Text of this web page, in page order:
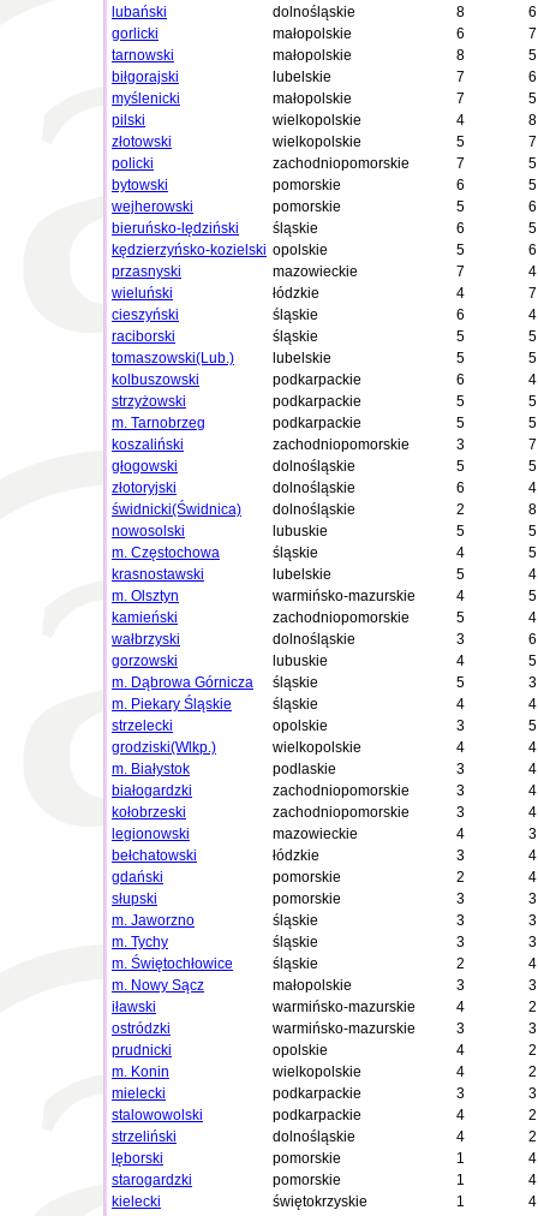
lubański
dolnośląskie 8
6
gorlicki
małopolskie 6
7
tarnowski
małopolskie 8
5
biłgorajski
lubelskie 7
6
myślenicki
małopolskie 7
5
pilski
wielkopolskie 4
8
złotowski
wielkopolskie 5
7
policki
zachodniopomorskie 7
5
bytowski
pomorskie 6
5
wejherowski
pomorskie 5
6
bieruńsko-lędziński
śląskie 6
5
kędzierzyńsko-kozielski opolskie 5
6
przasnyski
mazowieckie 7
4
wieluński
łódzkie 4
7
cieszyński
śląskie 6
4
raciborski
śląskie 5
5
tomaszowski(Lub.)
lubelskie 5
5
kolbuszowski
podkarpackie 6
4
strzyżowski
podkarpackie 5
5
m. Tarnobrzeg
podkarpackie 5
5
koszaliński
zachodniopomorskie 3
7
głogowski
dolnośląskie 5
5
złotoryjski
dolnośląskie 6
4
świdnicki(Świdnica)
dolnośląskie 2
8
nowosolski
lubuskie 5
5
m. Częstochowa
śląskie 4
5
krasnostawski
lubelskie 5
4
m. Olsztyn
warmińsko-mazurskie 4
5
kamieński
zachodniopomorskie 5
4
wałbrzyski
dolnośląskie 3
6
gorzowski
lubuskie 4
5
m. Dąbrowa Górnicza
śląskie 5
3
m. Piekary Śląskie
śląskie 4
4
strzelecki
opolskie 3
5
grodziski(Wlkp.)
wielkopolskie 4
4
m. Białystok
podlaskie 3
4
białogardzki
zachodniopomorskie 3
4
kołobrzeski
zachodniopomorskie 3
4
legionowski
mazowieckie 4
3
bełchatowski
łódzkie 3
4
gdański
pomorskie 2
4
słupski
pomorskie 3
3
m. Jaworzno
śląskie 3
3
m. Tychy
śląskie 3
3
m. Świętochłowice
śląskie 2
4
m. Nowy Sącz
małopolskie 3
3
iławski
warmińsko-mazurskie 4
2
ostródzki
warmińsko-mazurskie 3
3
prudnicki
opolskie 4
2
m. Konin
wielkopolskie 4
2
mielecki
podkarpackie 3
3
stalowowolski
podkarpackie 4
2
strzeliński
dolnośląskie 4
2
lęborski
pomorskie 1
4
starogardzki
pomorskie 1
4
kielecki
świętokrzyskie 1
4